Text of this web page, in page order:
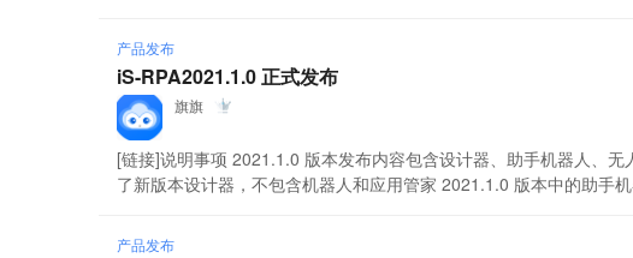
产品发布
iS-RPA2021.1.0 正式发布
旗旗
[链接]说明事项 2021.1.0 版本发布内容包含设计器、助手机器人、
了新版本设计器，不包含机器人和应用管家 2021.1.0 版本中的助手
产品发布